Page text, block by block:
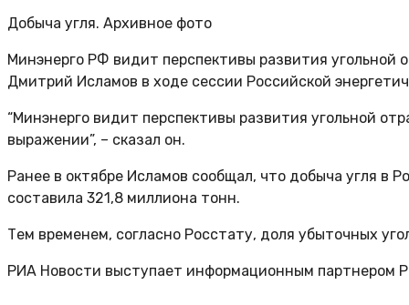
Добыча угля. Архивное фото
Минэнерго РФ видит перспективы развития
Дмитрий Исламов в ходе сессии Российской
“Минэнерго видит перспективы развития угольной
выражении”, – сказал он.
Ранее в октябре Исламов сообщал, что добыча угля в
составила 321,8 миллиона тонн.
Тем временем, согласно Росстату, доля убыточных
РИА Новости выступает информационным партнером